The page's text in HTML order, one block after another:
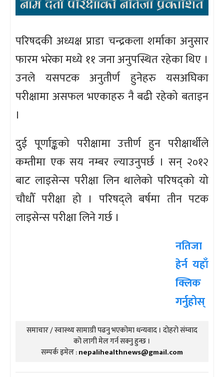
परिषदकी अध्यक्ष प्राडा चन्द्रकला शर्माका अनुसार
फारम भरेका मध्ये ११ जना अनुपस्थित रहेका थिए ।
उनले यसपटक अनुतीर्ण हुनेहरु यसअघिका
परीक्षामा असफल भएकाहरु नै बढी रहेको बताइन
।
दुई पूर्णाङ्कको परीक्षामा उत्तीर्ण हुन परीक्षार्थीले
कम्तीमा एक सय नम्बर ल्याउनुपर्छ । सन् २०१२
बाट लाइसेन्स परीक्षा लिन थालेको परिषद्को यो
चौधौँ परीक्षा हो । परिषद्ले बर्षमा तीन पटक
लाइसेन्स परीक्षा लिने गर्छ ।
नतिजा
हेर्न यहाँ
क्लिक
गर्नुहोस्
समाचार / स्वास्थ्य सामाग्री पढनु भएकोमा धन्यवाद । दोहरो संम्वाद
को लागी मेल गर्न सक्नु हुन्छ ।
सम्पर्क इमेल :nepalihealthnews@gmail.com